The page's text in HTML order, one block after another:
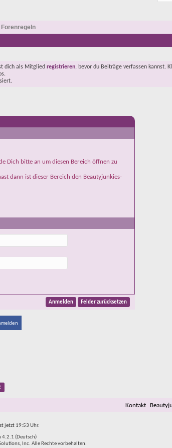
Forenregeln
dich als Mitglied registrieren, bevor du Beiträge verfassen kannst.
Dich bitte an um diesen Bereich öffnen zu
dann ist dieser Bereich den Beautyjunkies-
Kontakt
jetzt 19:53 Uhr.
4.2.1 (Deutsch)
Inc. Alle Rechte vorbehalten.